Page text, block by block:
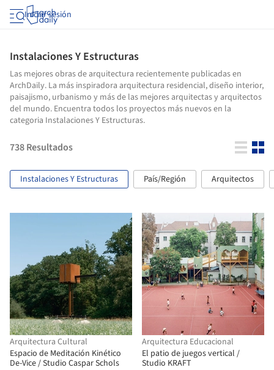
Iniciar sesión
Instalaciones Y Estructuras
Las mejores obras de arquitectura recientemente publicadas en
ArchDaily. La más inspiradora arquitectura residencial, diseño interior,
paisajismo, urbanismo y más de las mejores arquitectas y arquitectos
del mundo. Encuentra todos los proyectos más nuevos en la
categoria Instalaciones Y Estructuras.
738Resultados
Instalaciones Y Estructuras País/Región Arquitectos
Arquitectura Cultural
Espacio de Meditación Kinético
De-Vice / Studio Caspar Schols
Arquitectura Educacional
El patio de juegos vertical /
Studio KRAFT